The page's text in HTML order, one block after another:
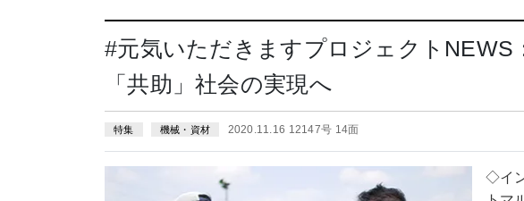
#元気いただきますプロジェクト
「共助」社会の実現へ
特集 機械・資材 2020.11.16 12147号 14面
◇イ